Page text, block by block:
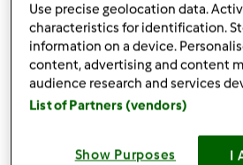
Per il ripieno
4porri medi
5patate medie
50grammicurcuma fresca,
1peperone piccolo,
frigo e l&amp;amp;#039;ho
grammiolio evo
Use precise geolocation data.
characteristics for identification.
information on a device.
content, advertising and content
audience research and services
List of Partners (vendors)
Show Purposes I